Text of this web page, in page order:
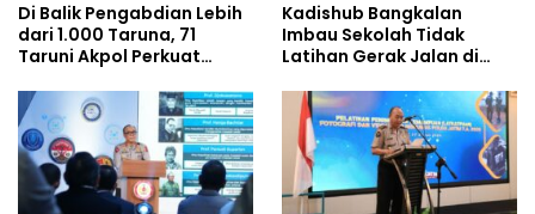
Di Balik Pengabdian Lebih
dari 1.000 Taruna, 71
Taruni Akpol Perkuat
Siswa Sekolah Rakyat
Kadishub Bangkalan
Imbau Sekolah Tidak
Latihan Gerak Jalan di